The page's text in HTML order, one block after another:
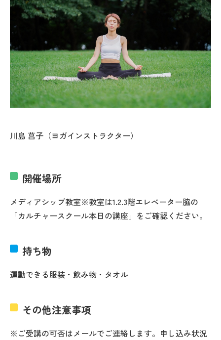
川島 菖子（ヨガインストラクター）
開催場所
メディアシップ教室※教室は1.2.3階エレベーター脇の
「カルチャースクール本日の講座」をご確認ください。
持ち物
運動できる服装・飲み物・タオル
その他注意事項
※ご受講の可否はメールでご連絡します。申し込み状況